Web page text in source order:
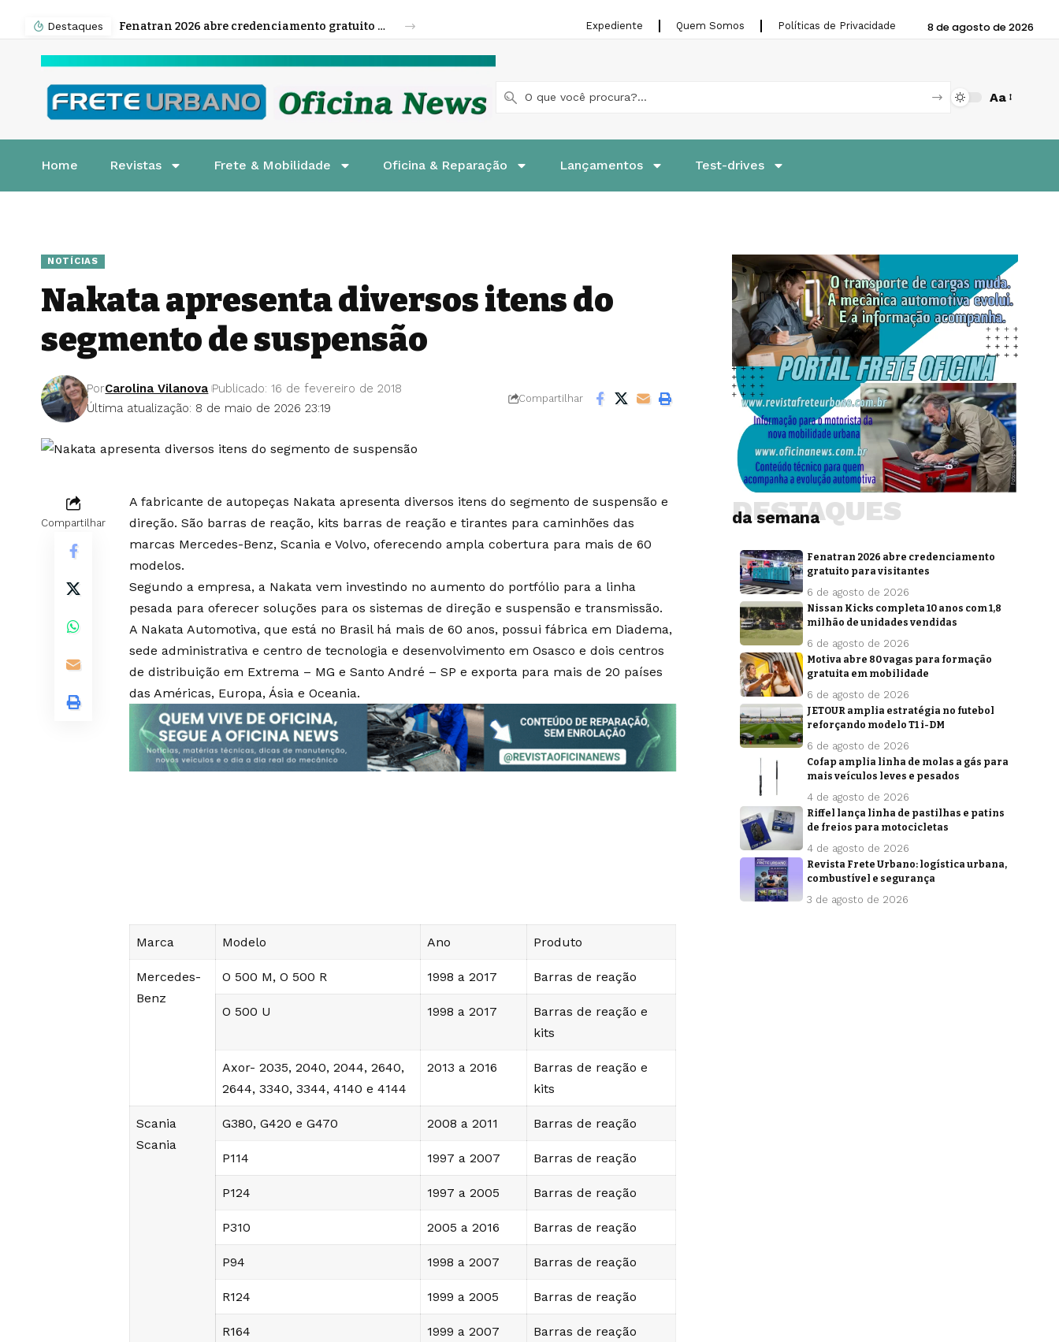
Destaques Fenatran 2026 abre credenciamento gratuito para visitantes Expediente Quem Somos Políticas de Privacidade 8 de agosto de 2026
Aa
Home Revistas Frete & Mobilidade Oficina & Reparação Lançamentos Test-drives
NOTÍCIAS
Nakata apresenta diversos itens do
segmento de suspensão
Última atualização: 8 de maio de 2026 23:19
PorCarolina Vilanova Publicado: 16 de fevereiro de 2018
Compartilhar
Compartilhar
A fabricante de autopeças Nakata apresenta diversos itens do segmento de suspensão e
direção. São barras de reação, kits barras de reação e tirantes para caminhões das
marcas Mercedes-Benz, Scania e Volvo, oferecendo ampla cobertura para mais de 60
modelos.
Segundo a empresa, a Nakata vem investindo no aumento do portfólio para a linha
pesada para oferecer soluções para os sistemas de direção e suspensão e transmissão.
A Nakata Automotiva, que está no Brasil há mais de 60 anos, possui fábrica em Diadema,
sede administrativa e centro de tecnologia e desenvolvimento em Osasco e dois centros
de distribuição em Extrema – MG e Santo André – SP e exporta para mais de 20 países
das Américas, Europa, Ásia e Oceania.
Marca Modelo Ano Produto
Mercedes-
Benz
O 500 M, O 500 R 1998 a 2017 Barras de reação
O 500 U 1998 a 2017
Barras de reação e
kits
Axor- 2035, 2040, 2044, 2640,
2644, 3340, 3344, 4140 e 4144
2013 a 2016
Barras de reação e
kits
Scania
Scania
G380, G420 e G470 2008 a 2011 Barras de reação
P114 1997 a 2007 Barras de reação
P124 1997 a 2005 Barras de reação
P310 2005 a 2016 Barras de reação
P94 1998 a 2007 Barras de reação
R124 1999 a 2005 Barras de reação
R164 1999 a 2007 Barras de reação
da semana
DESTAQUES
Fenatran 2026 abre credenciamento
gratuito para visitantes
6 de agosto de 2026
Nissan Kicks completa 10 anos com 1,8
milhão de unidades vendidas
6 de agosto de 2026
Motiva abre 80 vagas para formação
gratuita em mobilidade
6 de agosto de 2026
JETOUR amplia estratégia no futebol
reforçando modelo T1 i-DM
6 de agosto de 2026
Cofap amplia linha de molas a gás para
mais veículos leves e pesados
4 de agosto de 2026
Riffel lança linha de pastilhas e patins
de freios para motocicletas
4 de agosto de 2026
Revista Frete Urbano: logística urbana,
combustível e segurança
3 de agosto de 2026